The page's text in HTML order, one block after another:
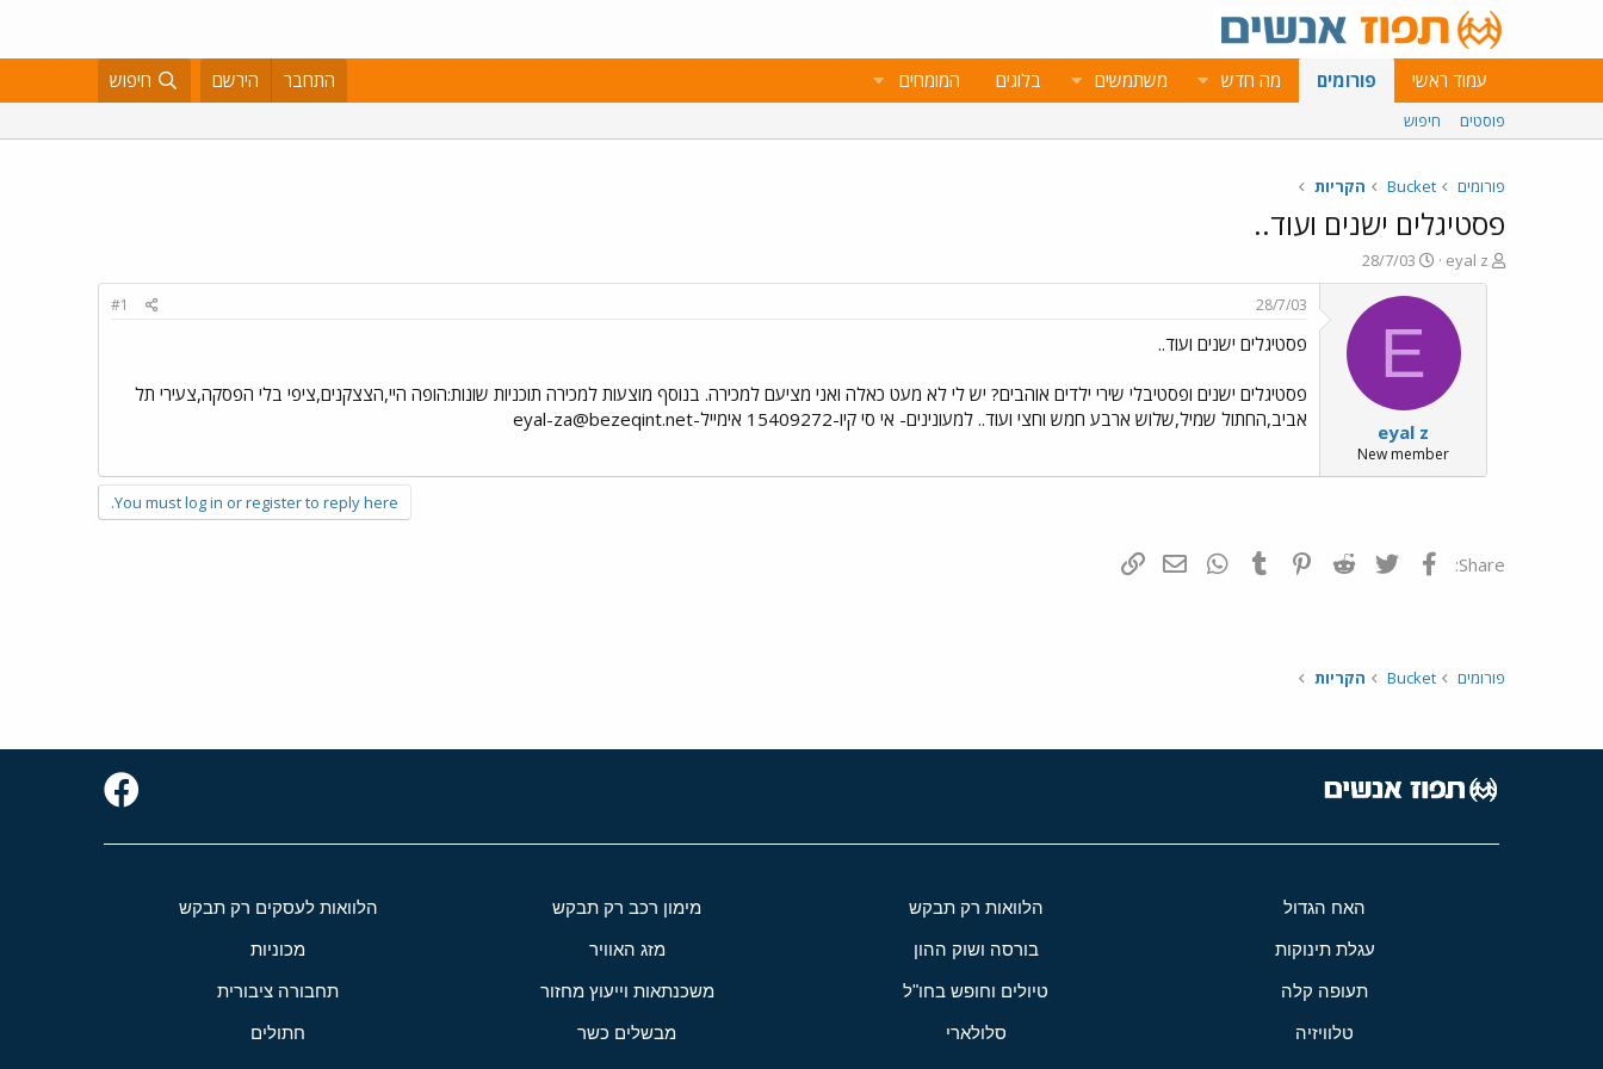
עמוד ראשי פורומים מה חדש משתמשים בלוגים המומחים התחבר הירשם חיפוש
פוסטים חיפוש
פורומים Bucket הקריות
פסטיגלים ישנים ועוד..
פ
ו
eyal z
פ
ו
ר
ם
ב
א
ר
י
ך
28/7/03
E
eyal z
New member
28/7/03
#1
פסטיגלים ישנים ועוד..
פסטיגלים ישנים ופסטיבלי שירי ילדים אוהבים? יש לי לא מעט כאלה ואני מציעם למכירה. בנוסף מוצעות למכירה תוכניות שונות:הופה היי,הצצקנים,ציפי בלי הפסקה,צעירי תל
אביב,החתול שמיל,שלוש ארבע חמש וחצי ועוד.. למעונינים- אי סי קיו-15409272 אימייל
-eyal-za@bezeqint.net
You must log in or register to reply here.
Share: פייסבוק Twitter
Reddit
Pinterest
Tumblr
WhatsAppדואר אלקטרוני
פורומים Bucket הקריות
האח הגדול הלוואות רק תבקש מימון רכב רק תבקש הלוואות לעסקים רק תבקש
עגלת תינוקות בורסה ושוק ההון מזג האוויר מכוניות
תעופה קלה טיולים וחופש בחו"ל משכנתאות וייעוץ מחזור תחבורה ציבורית
טלוויזיה סלולארי מבשלים כשר חתולים